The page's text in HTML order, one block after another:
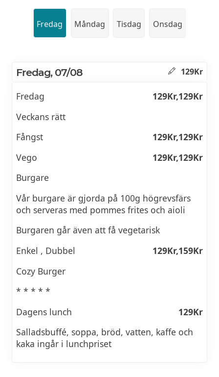
Fredag Måndag Tisdag Onsdag
Fredag, 07/08 129Kr
Fredag
129Kr,129Kr
Veckans rätt
Fångst
129Kr,129Kr
Vego
129Kr,129Kr
Burgare
Vår burgare är gjorda på 100g högrevsfärs
och serveras med pommes frites och aioli
Burgaren går även att få vegetarisk
Enkel , Dubbel
129Kr,159Kr
Cozy Burger
* * * * *
Dagens lunch
129Kr
Salladsbuffé, soppa, bröd, vatten, kaffe och
kaka ingår i lunchpriset